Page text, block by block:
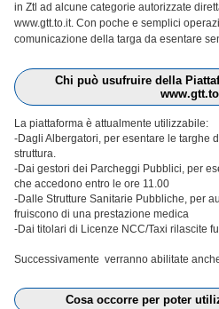
in Ztl ad alcune categorie autorizzate
www.gtt.to.it. Con poche e semplici
comunicazione della targa da esentare
Chi può usufruire della
La piattaforma è attualmente utilizzabile:
-Dagli Albergatori, per esentare le targhe
struttura.
-Dai gestori dei Parcheggi Pubblici, per
che accedono entro le ore 11.00
-Dalle Strutture Sanitarie Pubbliche, per
fruiscono di una prestazione medica
-Dai titolari di Licenze NCC/Taxi rilascite
Successivamente verranno abilitate
Cosa occorre per poter